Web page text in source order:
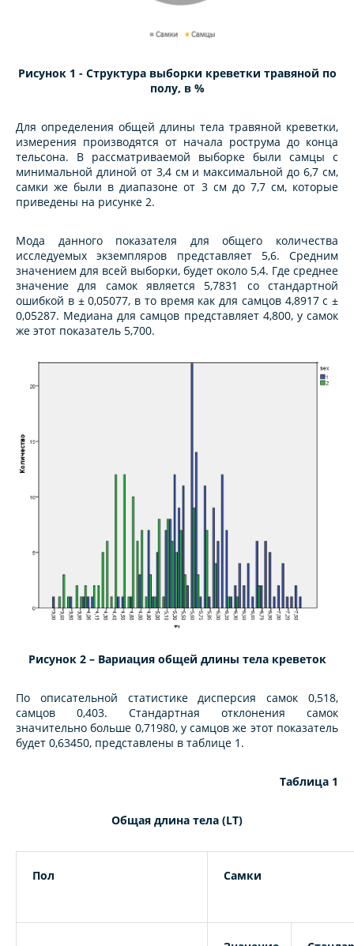
Рисунок 1 - Структура выборки креветки травяной по
полу, в %
Для определения общей длины тела травяной креветки,
измерения производятся от начала рострума до конца
тельсона. В рассматриваемой выборке были самцы с
минимальной длиной от 3,4 см и максимальной до 6,7 см,
самки же были в диапазоне от 3 см до 7,7 см, которые
приведены на рисунке 2.
Мода данного показателя для общего количества
исследуемых экземпляров представляет 5,6. Средним
значением для всей выборки, будет около 5,4. Где среднее
значение для самок является 5,7831 со стандартной
ошибкой в ± 0,05077, в то время как для самцов 4,8917 с ±
0,05287. Медиана для самцов представляет 4,800, у самок
же этот показатель 5,700.
Рисунок 2 – Вариация общей длины тела креветок
По описательной статистике дисперсия самок 0,518,
самцов 0,403. Стандартная отклонения самок
значительно больше 0,71980, у самцов же этот показатель
будет 0,63450, представлены в таблице 1.
Таблица 1
Общая длина тела (LT)
Пол Самки